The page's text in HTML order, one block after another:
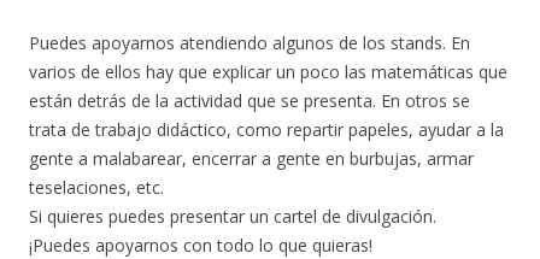
Puedes apoyarnos atendiendo algunos de los stands. En
varios de ellos hay que explicar un poco las matemáticas que
están detrás de la actividad que se presenta. En otros se
trata de trabajo didáctico, como repartir papeles, ayudar a la
gente a malabarear, encerrar a gente en burbujas, armar
teselaciones, etc.
Si quieres puedes presentar un cartel de divulgación.
¡Puedes apoyarnos con todo lo que quieras!